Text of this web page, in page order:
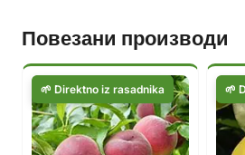
Повезани производи